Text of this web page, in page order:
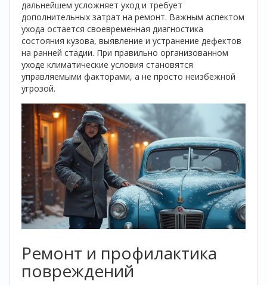
дальнейшем усложняет уход и требует
дополнительных затрат на ремонт. Важным аспектом
ухода остается своевременная диагностика
состояния кузова, выявление и устранение дефектов
на ранней стадии. При правильно организованном
уходе климатические условия становятся
управляемыми факторами, а не просто неизбежной
угрозой.
Ремонт и профилактика
повреждений